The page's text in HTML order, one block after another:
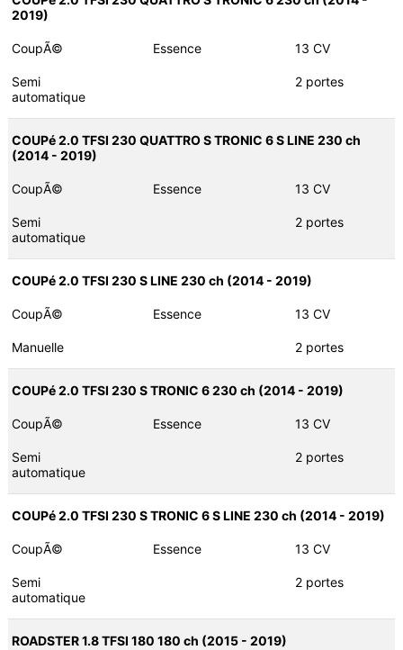
2019)
CoupÃ© Essence 13 CV
Semi
automatique
2 portes
COUPé 2.0 TFSI 230 QUATTRO S TRONIC 6 S LINE 230 ch
(2014 - 2019)
CoupÃ© Essence 13 CV
Semi
automatique
2 portes
COUPé 2.0 TFSI 230 S LINE 230 ch (2014 - 2019)
CoupÃ© Essence 13 CV
Manuelle 2 portes
COUPé 2.0 TFSI 230 S TRONIC 6 230 ch (2014 - 2019)
CoupÃ© Essence 13 CV
Semi
automatique
2 portes
COUPé 2.0 TFSI 230 S TRONIC 6 S LINE 230 ch (2014 - 2019)
CoupÃ© Essence 13 CV
Semi
automatique
2 portes
ROADSTER 1.8 TFSI 180 180 ch (2015 - 2019)